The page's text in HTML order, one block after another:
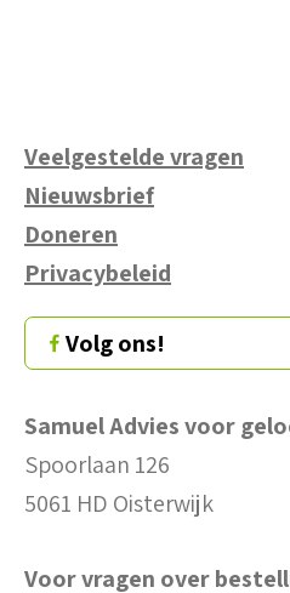
Veelgestelde vragen
Nieuwsbrief
Doneren
Privacybeleid
Volg ons!
Samuel Advies voor
Spoorlaan 126
5061 HD Oisterwijk
Voor vragen over